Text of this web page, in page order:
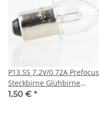
P13.5S 7.2V/0.72A Prefocus
Steckbirne Glühbirne
30x10mm
1,50 € *